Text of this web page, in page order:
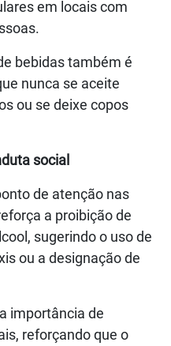
em locais com
bebidas também é
nunca se aceite
ou se deixe copos
social
de atenção nas
a proibição de
sugerindo o uso de
ou a designação de
importância de
reforçando que o